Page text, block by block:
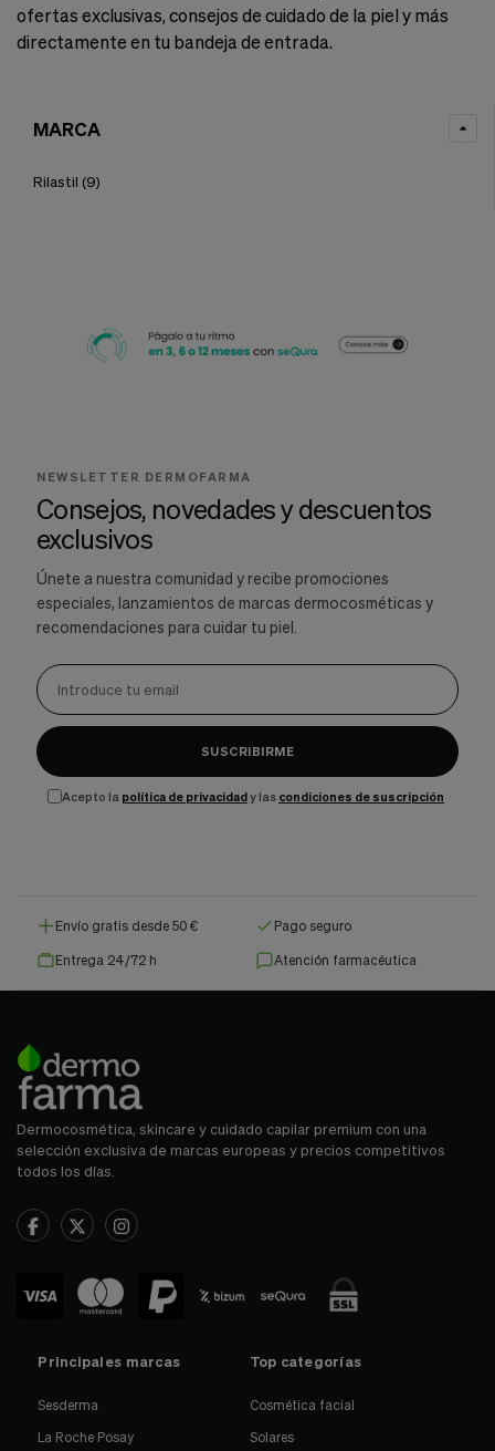
ofertas exclusivas, consejos de cuidado de la piel y más
directamente en tu bandeja de entrada.
MARCA
Rilastil (9)
NEWSLETTER DERMOFARMA
Consejos, novedades y descuentos
exclusivos
Únete a nuestra comunidad y recibe promociones
especiales, lanzamientos de marcas dermocosméticas y
recomendaciones para cuidar tu piel.
SUSCRIBIRME
Acepto la política de privacidady las condiciones de suscripción
Envío gratis desde 50 € Pago seguro
Entrega 24/72 h Atención farmacéutica
Dermocosmética, skincare y cuidado capilar premium con una
selección exclusiva de marcas europeas y precios competitivos
todos los días.
Principales marcas
Sesderma
La Roche Posay
Top categorías
Cosmética facial
Solares